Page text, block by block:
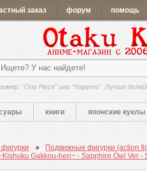
заказ форум помощь
"One Piece" или "Наруто". Лучше
книги японские куклы
Подвижные фигурки (action
Gakkou-hen~ - Sapphire Owl Ver -